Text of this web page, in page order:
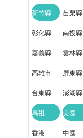
新竹縣 苗栗縣
彰化縣 南投縣
嘉義縣 雲林縣
高雄市 屏東縣
台東縣 澎湖縣
馬祖 美國
香港 中國